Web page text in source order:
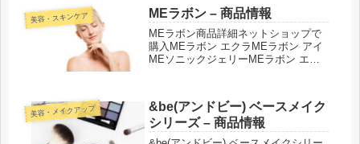
130（17畳タイプ）LEAF ...
美容・スキンケア MEラボン – 商品情報
MEラボン商品詳細ネットショップで
購入MEラボン エクラMEラボン アイ
MEソニックジェリーMEラボン エア
美容・メイクアップ
&be(アンドビー) ベースメイク
シリーズ – 商品情報